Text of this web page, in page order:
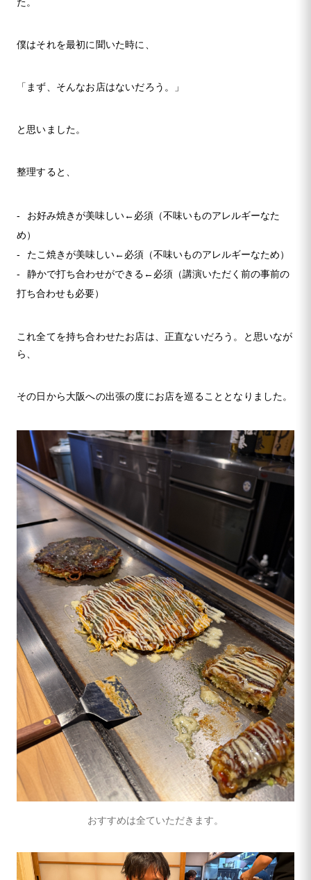
た。
僕はそれを最初に聞いた時に、
「まず、そんなお店はないだろう。」
と思いました。
整理すると、
お好み焼きが美味しい←必須（不味いものアレルギーなた
め）
たこ焼きが美味しい←必須（不味いものアレルギーなため）
静かで打ち合わせができる←必須（講演いただく前の事前の
打ち合わせも必要）
これ全てを持ち合わせたお店は、正直ないだろう。と思いなが
ら、
その日から大阪への出張の度にお店を巡ることとなりました。
おすすめは全ていただきます。